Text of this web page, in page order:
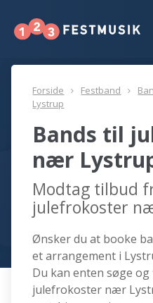
Forside Festband
Lystrup
Bands til
nær
Modtag tilbud
julefrokoster
Ønsker du at booke
et arrangement i
Du kan enten søge
julefrokoster nær